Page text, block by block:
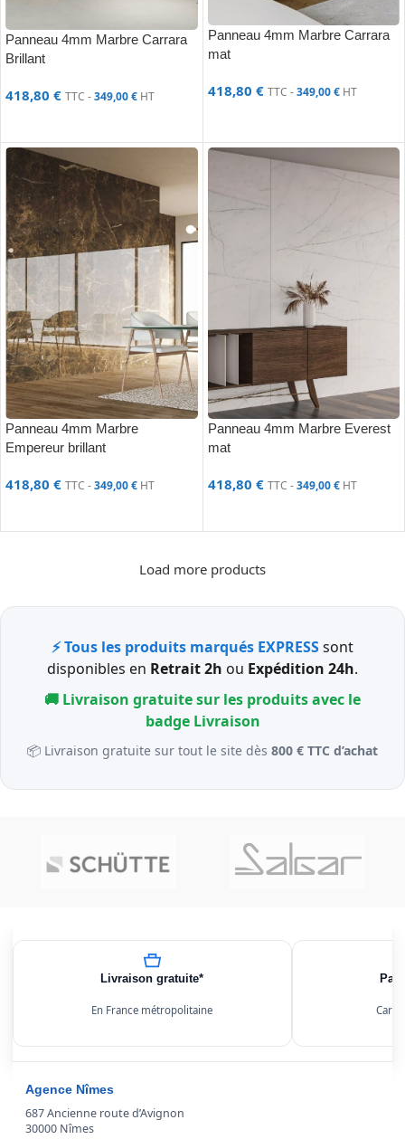
Panneau 4mm Marbre Carrara
Brillant
418,80 € TTC -349,00€ HT
Panneau 4mm Marbre Carrara
mat
418,80 € TTC -349,00€HT
Panneau 4mm Marbre
Empereur brillant
418,80 € TTC -349,00€ HT
Panneau 4mm Marbre Everest
mat
418,80 € TTC -349,00€HT
Load more products
⚡ Tous les produits marqués EXPRESSsont
disponibles en Retrait 2h ou Expédition 24h.
🚚 Livraison gratuite sur les produits avec le
badge Livraison
📦 Livraison gratuite sur tout le site dès 800 € TTC d’achat
Livraison gratuite*
En France métropolitaine
Agence Nîmes
687 Ancienne route d’Avignon
30000 Nîmes